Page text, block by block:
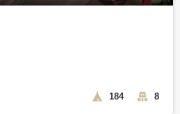
184 8